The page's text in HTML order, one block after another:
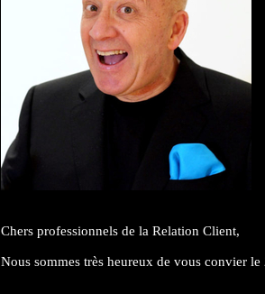
Chers professionnels de la Relation Client,
Nous sommes très heureux de vous convier